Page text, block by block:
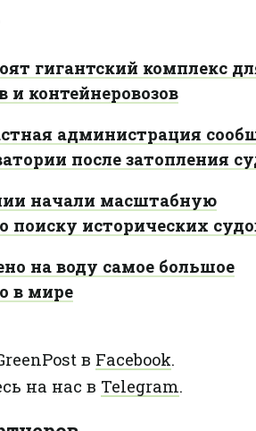
гигантский комплекс
и контейнеровозов
администрация
после затопления
начали масштабную
поиску исторических
на воду самое большое
в мире
в Facebook.
на нас в Telegram.